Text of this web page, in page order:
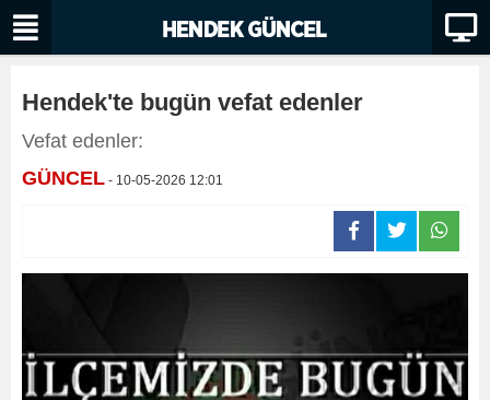
Hendek'te bugün vefat edenler
Vefat edenler:
GÜNCEL - 10-05-2026 12:01